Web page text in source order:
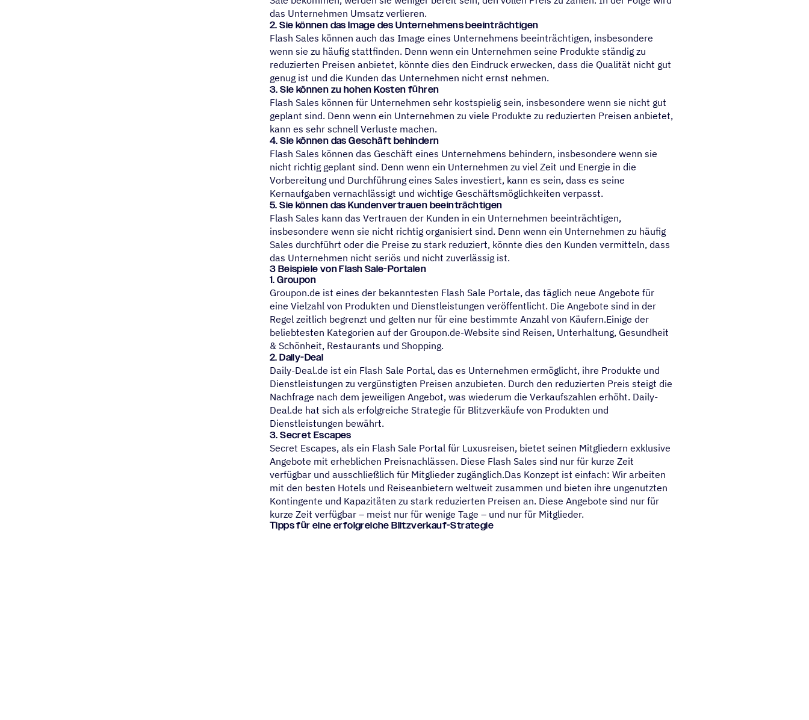
das Unternehmen Umsatz verlieren.
2.Sie können das Image des Unternehmens beeinträchtigen
Flash Sales können auch das Image eines Unternehmens beeinträchtigen, insbesondere
wenn sie zu häufig stattfinden. Denn wenn ein Unternehmen seine Produkte ständig zu
reduzierten Preisen anbietet, könnte dies den Eindruck erwecken, dass die Qualität nicht gut
genug ist und die Kunden das Unternehmen nicht ernst nehmen.
3.Sie können zu hohen Kosten führen
Flash Sales können für Unternehmen sehr kostspielig sein, insbesondere wenn sie nicht gut
geplant sind. Denn wenn ein Unternehmen zu viele Produkte zu reduzierten Preisen anbietet,
kann es sehr schnell Verluste machen.
4.Sie können das Geschäft behindern
Flash Sales können das Geschäft eines Unternehmens behindern, insbesondere wenn sie
nicht richtig geplant sind. Denn wenn ein Unternehmen zu viel Zeit und Energie in die
Vorbereitung und Durchführung eines Sales investiert, kann es sein, dass es seine
Kernaufgaben vernachlässigt und wichtige Geschäftsmöglichkeiten verpasst.
5.Sie können das Kundenvertrauen beeinträchtigen
Flash Sales kann das Vertrauen der Kunden in ein Unternehmen beeinträchtigen,
insbesondere wenn sie nicht richtig organisiert sind. Denn wenn ein Unternehmen zu häufig
Sales durchführt oder die Preise zu stark reduziert, könnte dies den Kunden vermitteln, dass
das Unternehmen nicht seriös und nicht zuverlässig ist.
3 Beispiele von Flash Sale-Portalen
1. Groupon
Groupon.de ist eines der bekanntesten Flash Sale Portale, das täglich neue Angebote für
eine Vielzahl von Produkten und Dienstleistungen veröffentlicht. Die Angebote sind in der
Regel zeitlich begrenzt und gelten nur für eine bestimmte Anzahl von Käufern.Einige der
beliebtesten Kategorien auf der Groupon.de-Website sind Reisen, Unterhaltung, Gesundheit
& Schönheit, Restaurants und Shopping.
2. Daily-Deal
Daily-Deal.de ist ein Flash Sale Portal, das es Unternehmen ermöglicht, ihre Produkte und
Dienstleistungen zu vergünstigten Preisen anzubieten. Durch den reduzierten Preis steigt die
Nachfrage nach dem jeweiligen Angebot, was wiederum die Verkaufszahlen erhöht. Daily-
Deal.de hat sich als erfolgreiche Strategie für Blitzverkäufe von Produkten und
Dienstleistungen bewährt.
3. Secret Escapes
Secret Escapes, als ein Flash Sale Portal für Luxusreisen, bietet seinen Mitgliedern exklusive
Angebote mit erheblichen Preisnachlässen. Diese Flash Sales sind nur für kurze Zeit
verfügbar und ausschließlich für Mitglieder zugänglich.Das Konzept ist einfach: Wir arbeiten
mit den besten Hotels und Reiseanbietern weltweit zusammen und bieten ihre ungenutzten
Kontingente und Kapazitäten zu stark reduzierten Preisen an. Diese Angebote sind nur für
kurze Zeit verfügbar – meist nur für wenige Tage – und nur für Mitglieder.
Tipps für eine erfolgreiche Blitzverkauf-Strategie